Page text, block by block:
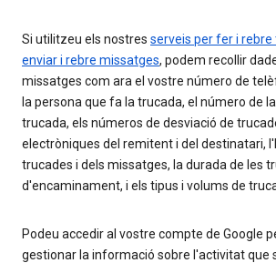
Si utilitzeu els nostres serveis per fer i
enviar i rebre missatges, podem recollir
missatges com ara el vostre número de
la persona que fa la trucada, el número de
trucada, els números de desviació de
electròniques del remitent i del destinatari,
trucades i dels missatges, la durada de les
d'encaminament, i els tipus i volums de
Podeu accedir al vostre compte de Google
gestionar la informació sobre l'activitat que